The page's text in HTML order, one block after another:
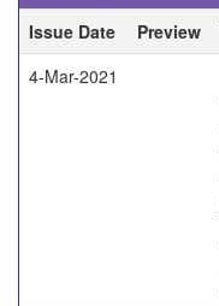
Issue Date
Preview
4-Mar-2021